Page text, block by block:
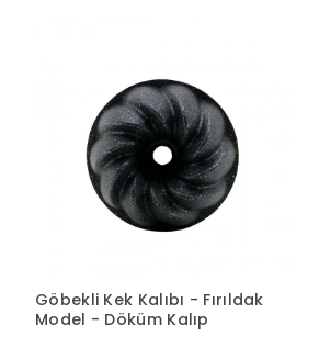
Göbekli Kek Kalıbı - Fırıldak
Model - Döküm Kalıp